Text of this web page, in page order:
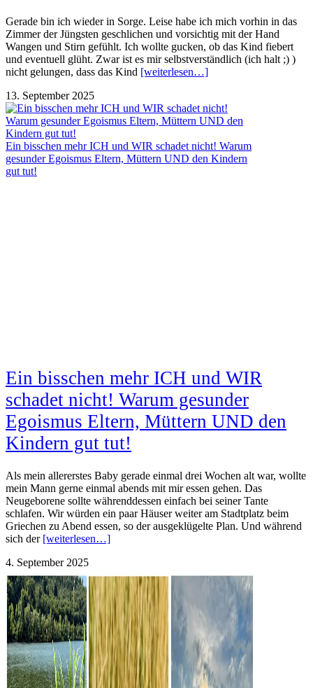
Gerade bin ich wieder in Sorge. Leise habe ich mich vorhin in das
Zimmer der Jüngsten geschlichen und vorsichtig mit der Hand
Wangen und Stirn gefühlt. Ich wollte gucken, ob das Kind fiebert
und eventuell glüht. Zwar ist es mir selbstverständlich (ich halt ;) )
nicht gelungen, dass das Kind [weiterlesen…]
13. September 2025
Ein bisschen mehr ICH und WIR schadet nicht! Warum
gesunder Egoismus Eltern, Müttern UND den Kindern
gut tut!
Ein bisschen mehr ICH und WIR
schadet nicht! Warum gesunder
Egoismus Eltern, Müttern UND den
Kindern gut tut!
Als mein allererstes Baby gerade einmal drei Wochen alt war, wollte
mein Mann gerne einmal abends mit mir essen gehen. Das
Neugeborene sollte währenddessen einfach bei seiner Tante
schlafen. Wir würden ein paar Häuser weiter am Stadtplatz beim
Griechen zu Abend essen, so der ausgeklügelte Plan. Und während
sich der [weiterlesen…]
4. September 2025